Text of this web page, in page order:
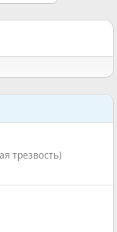
трезвость)